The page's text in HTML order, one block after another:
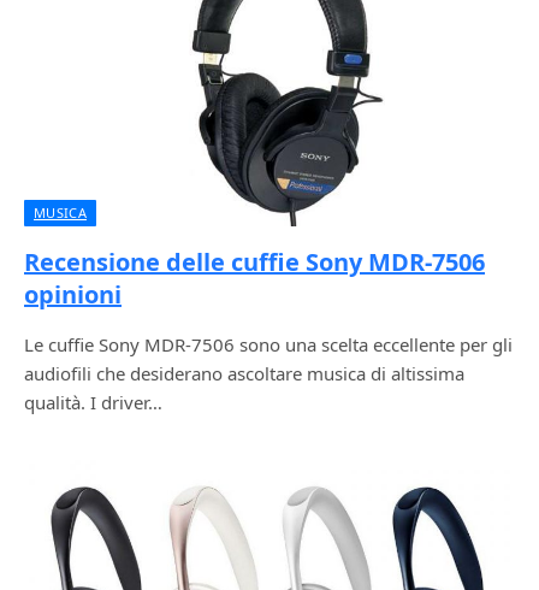
MUSICA
Recensione delle cuffie Sony MDR-7506
opinioni
Le cuffie Sony MDR-7506 sono una scelta eccellente per gli
audiofili che desiderano ascoltare musica di altissima
qualità. I driver…